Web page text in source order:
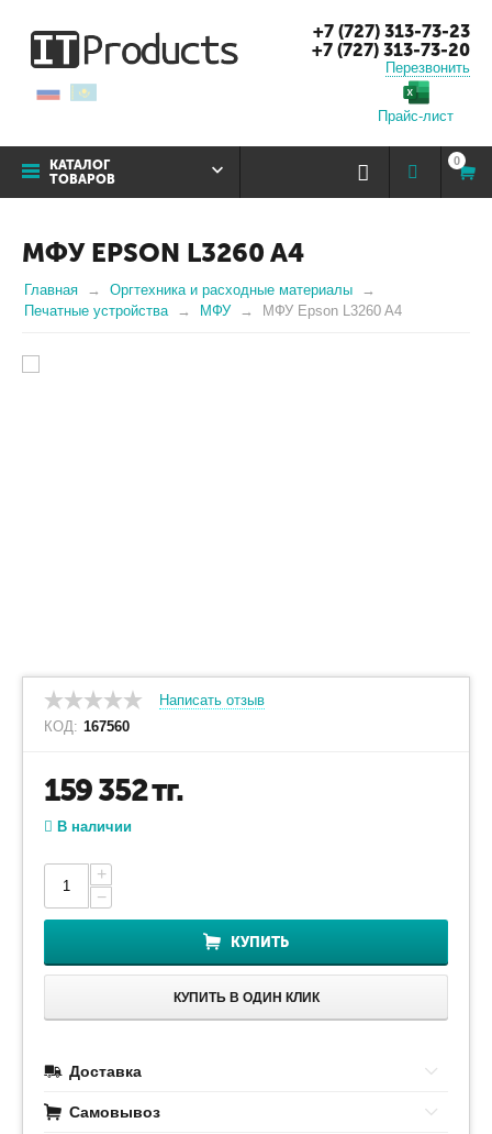
+7 (727) 313-73-23
+7 (727) 313-73-20
Перезвонить
Прайс-лист
КАТАЛОГ
ТОВАРОВ
0
МФУ EPSON L3260 A4
Главная
Оргтехника и расходные материалы
Печатные устройства
МФУ МФУ Epson L3260 A4
Написать отзыв
КОД: 167560
159 352тг.
В наличии
+
−
КУПИТЬ
КУПИТЬ В ОДИН КЛИК
Доставка
Самовывоз